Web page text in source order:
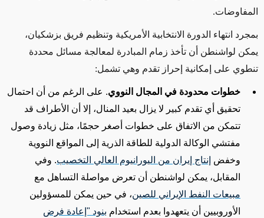
المفاوضات.
بمجرد انتهاء الدورة الانتخابية الأمريكية وتنظيم فريق بزشكيان،
يمكن لواشنطن أن تأخذ زمام المبادرة لمعالجة مسائل محددة
تنطوي على إمكانية إحراز تقدم وهي تشمل:
خطوات محدودة في المجال النووي. على الرغم من أن احتمال
تحقيق أي تقدم كبير لا يزال بعيد المنال، إلا أن الأطراف قد
تتمكن من الاتفاق على خطوات أصغر حجمًا، مثل زيادة وصول
مفتشي الوكالة الدولية للطاقة الذرية إلى المواقع النووية
وخفض إنتاج إيران من اليورانيوم العالي التخصيب. وفي
المقابل، يمكن لواشنطن أن تعرض مواصلة التساهل مع
مبيعات النفط الإيراني للصين، في حين يمكن للمسؤولين
الأوروبيين أن يتعهدوا بعدم استخدام بنود "إعادة فرض